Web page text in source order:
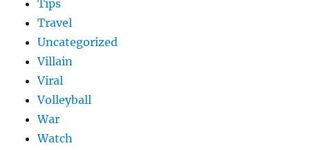
Tips
Travel
Uncategorized
Villain
Viral
Volleyball
War
Watch